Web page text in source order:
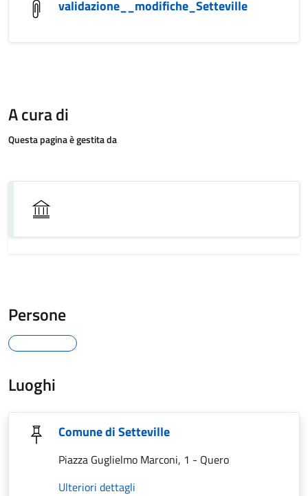
validazione__modifiche_Setteville
A cura di
Questa pagina è gestita da
Persone
Luoghi
Comune di Setteville
Piazza Guglielmo Marconi, 1 - Quero
Ulteriori dettagli